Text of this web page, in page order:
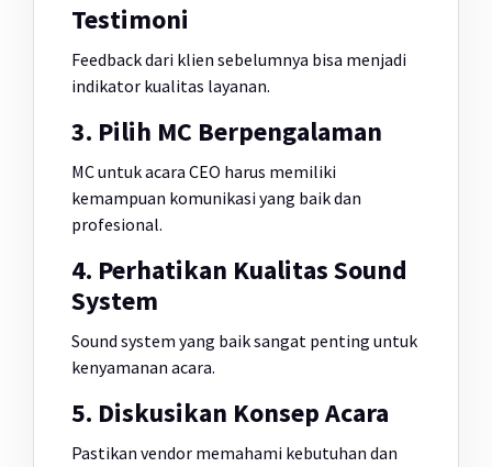
Testimoni
Feedback dari klien sebelumnya bisa menjadi
indikator kualitas layanan.
3. Pilih MC Berpengalaman
MC untuk acara CEO harus memiliki
kemampuan komunikasi yang baik dan
profesional.
4. Perhatikan Kualitas Sound
System
Sound system yang baik sangat penting untuk
kenyamanan acara.
5. Diskusikan Konsep Acara
Pastikan vendor memahami kebutuhan dan